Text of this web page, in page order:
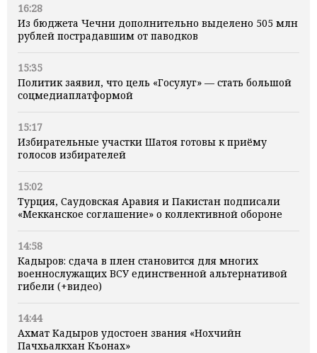
16:28
Из бюджета Чечни дополнительно выделено 505 млн
рублей пострадавшим от паводков
15:35
Политик заявил, что цель «Госулуг» — стать большой
соцмедиаплатформой
15:17
Избирательные участки Шатоя готовы к приёму
голосов избирателей
15:02
Турция, Саудовская Аравия и Пакистан подписали
«Мекканское соглашение» о коллективной обороне
14:58
Кадыров: сдача в плен становится для многих
военнослужащих ВСУ единственной альтернативой
гибели (+видео)
14:44
Ахмат Кадыров удостоен звания «Нохчийн
Пачхьалкхан Къонах»